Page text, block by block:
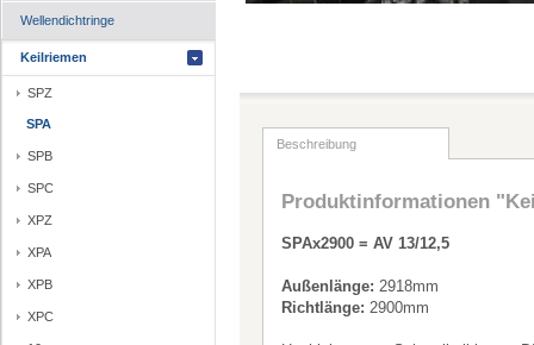
Wellendichtringe
Keilriemen
SPZ
SPA
SPB
SPC
XPZ
XPA
XPB
XPC
Beschreibung
Produktinformationen
SPAx2900 = AV 13/12,5
Außenlänge: 2918mm
Richtlänge: 2900mm